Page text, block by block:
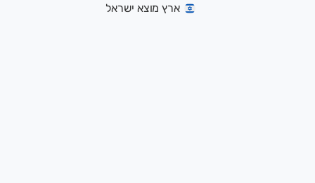
ארץ מוצא ישראל